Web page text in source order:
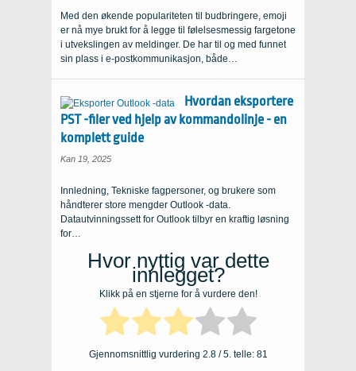
Med den økende populariteten til budbringere, emoji
er nå mye brukt for å legge til følelsesmessig fargetone
i utvekslingen av meldinger. De har til og med funnet
sin plass i e-postkommunikasjon, både…
Hvordan eksportere
PST -filer ved hjelp av kommandolinje - en
komplett guide
Kan 19, 2025
Innledning, Tekniske fagpersoner, og brukere som
håndterer store mengder Outlook -data.
Datautvinningssett for Outlook tilbyr en kraftig løsning
for…
Hvor nyttig var dette
innlegget?
Klikk på en stjerne for å vurdere den!
Gjennomsnittlig vurdering 2.8/ 5. telle: 81